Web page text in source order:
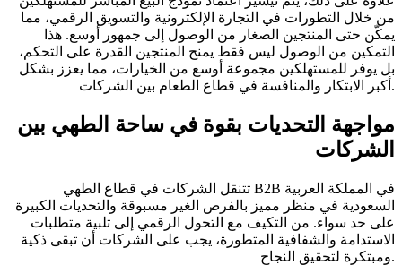
من خلال التطورات في التجارة الإلكترونية والتسويق الرقمي، مما
يمكّن حتى المنتجين الصغار من الوصول إلى جمهور أوسع. هذا
التمكين من الوصول ليس فقط يمنح المنتجين القدرة على التحكم،
بل يوفر للمستهلكين مجموعة أوسع من الخيارات، مما يعزز بشكل
أكبر الابتكار والمنافسة في قطاع الطعام بين الشركات.
مواجهة التحديات بقوة في ساحة الطهي بين
الشركات
تتنقل الشركات في قطاع الطهي B2B في المملكة العربية
السعودية في منظر مميز بالفرص الغير مسبوقة والتحديات الكبيرة
على حد سواء. من التكيف مع التحول الرقمي إلى تلبية متطلبات
الاستدامة والشفافية المتطورة، يجب على الشركات أن تبقى ذكية
ومبتكرة لتحقيق النجاح.